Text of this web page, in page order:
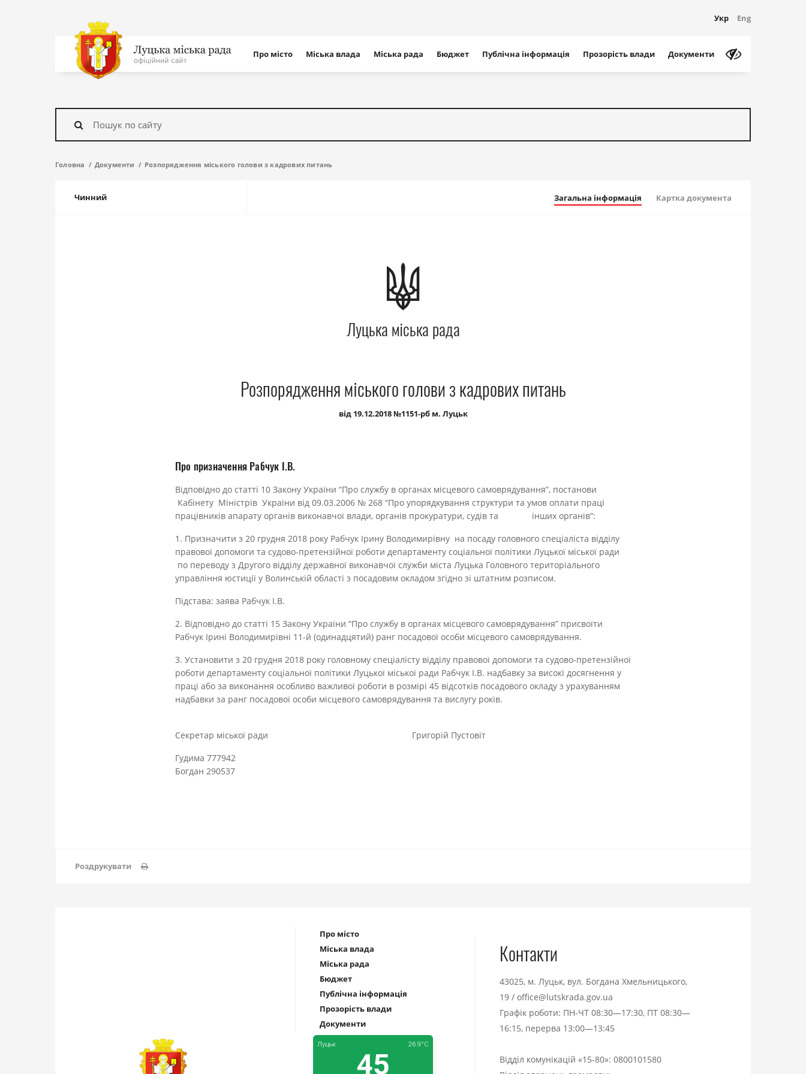
Укр Eng
На
головну
сайту
Про місто Міська влада Міська рада Бюджет Публічна інформація Прозорість влади Документи
Знайти
Головна Документи Розпорядження міського голови з кадрових питань
Чинний Загальна інформація Картка документа
Луцька міська рада
Розпорядження міського голови з кадрових питань
від 19.12.2018 №1151-рб м. Луцьк
Про призначення Рабчук І.В.
Відповідно до статті 10 Закону України “Про службу в органах місцевого самоврядування”, постанови
Кабінету Міністрів України від 09.03.2006 № 268 “Про упорядкування структури та умов оплати праці
працівників апарату органів виконавчої влади, органів прокуратури, судів та інших органів”:
1. Призначити з 20 грудня 2018 року Рабчук Ірину Володимирівну на посаду головного спеціаліста відділу
правової допомоги та судово-претензійної роботи департаменту соціальної політики Луцької міської ради
по переводу з Другого відділу державної виконавчої служби міста Луцька Головного територіального
управління юстиції у Волинській області з посадовим окладом згідно зі штатним розписом.
Підстава: заява Рабчук І.В.
2. Відповідно до статті 15 Закону України “Про службу в органах місцевого самоврядування” присвоїти
Рабчук Ірині Володимирівні 11-й (одинадцятий) ранг посадової особи місцевого самоврядування.
3. Установити з 20 грудня 2018 року головному спеціалісту відділу правової допомоги та судово-претензійної
роботи департаменту соціальної політики Луцької міської ради Рабчук І.В. надбавку за високі досягнення у
праці або за виконання особливо важливої роботи в розмірі 45 відсотків посадового окладу з урахуванням
надбавки за ранг посадової особи місцевого самоврядування та вислугу років.
Секретар міської ради Григорій Пустовіт
Гудима 777942
Богдан 290537
Роздрукувати
Про місто
Міська влада
Міська рада
Бюджет
Публічна інформація
Прозорість влади
Документи
Контакти
43025, м. Луцьк, вул. Богдана Хмельницького,
19 / office@lutskrada.gov.ua
Графік роботи: ПН-ЧТ 08:30—17:30, ПТ 08:30—
16:15, перерва 13:00—13:45
Відділ комунікацій «15-80»: 0800101580